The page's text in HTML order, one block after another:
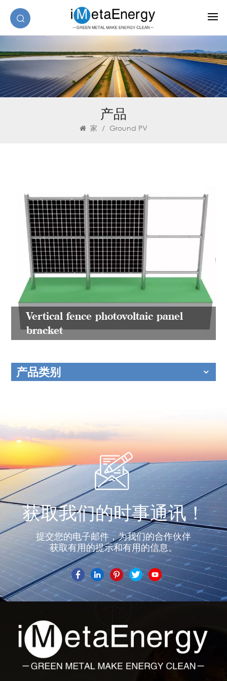
产品
家 / Ground PV
Vertical fence photovoltaic panel
bracket
产品类别
获取我们的时事通讯！
提交您的电子邮件，为我们的合作伙伴
获取有用的提示和有用的信息。